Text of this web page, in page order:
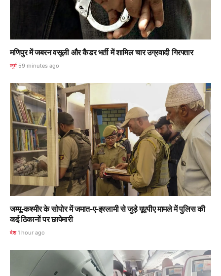
मणिपुर में जबरन वसूली और कैडर भर्ती में शामिल चार उग्रवादी गिरफ्तार
जुर्म 59 minutes ago
जम्मू-कश्मीर के सोपोर में जमात-ए-इस्लामी से जुड़े यूएपीए मामले में पुलिस की
कई ठिकानों पर छापेमारी
देश 1 hour ago